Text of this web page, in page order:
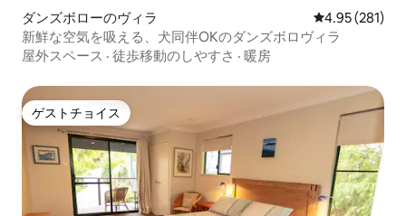
ダンズボローのヴィラ レビュー281
4.95 (281)
新鮮な空気を吸える、犬同伴OKのダンズボロヴィラ
屋外スペース · 徒歩移動のしやすさ · 暖房
ゲストチョイス
ゲストチョイス